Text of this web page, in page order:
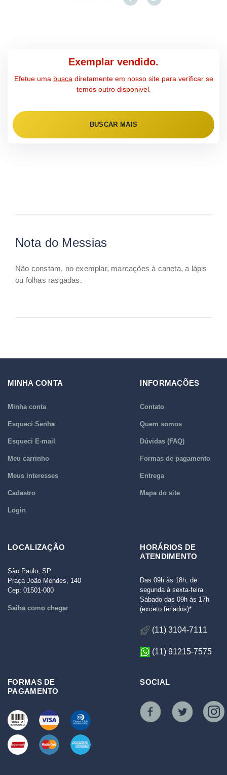
Exemplar vendido.
Efetue uma buscadiretamente em nosso site para verificar se
temos outro disponivel.
BUSCAR MAIS
Nota do Messias
Não constam, no exemplar, marcações à caneta, a lápis
ou folhas rasgadas.
MINHA CONTA
Minha conta
Esqueci Senha
Esqueci E-mail
Meu carrinho
Meus interesses
Cadastro
Login
INFORMAÇÕES
Contato
Quem somos
Dúvidas (FAQ)
Formas de pagamento
Entrega
Mapa do site
LOCALIZAÇÃO
São Paulo, SP
Praça João Mendes, 140
Cep: 01501-000
Saiba como chegar
HORÁRIOS DE
ATENDIMENTO
Das 09h às 18h, de
segunda à sexta-feira
Sábado das 09h às 17h
(exceto feriados)*
(11) 3104-7111
(11) 91215-7575
FORMAS DE
PAGAMENTO
SOCIAL